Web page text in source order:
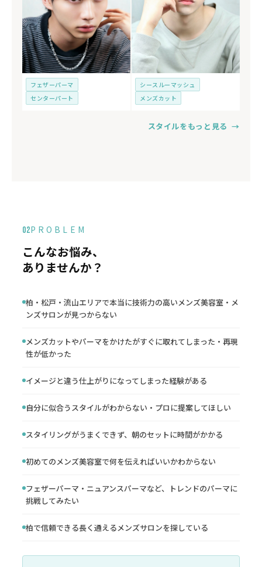
フェザーパーマ
センターパート
シースルーマッシュ
メンズカット
スタイルをもっと見る →
02PROBLEM
こんなお悩み、
ありませんか？
柏・松戸・流山エリアで本当に技術力の高いメンズ美容室・メ
ンズサロンが見つからない
メンズカットやパーマをかけたがすぐに取れてしまった・再現
性が低かった
イメージと違う仕上がりになってしまった経験がある
自分に似合うスタイルがわからない・プロに提案してほしい
スタイリングがうまくできず、朝のセットに時間がかかる
初めてのメンズ美容室で何を伝えればいいかわからない
フェザーパーマ・ニュアンスパーマなど、トレンドのパーマに
挑戦してみたい
柏で信頼できる長く通えるメンズサロンを探している